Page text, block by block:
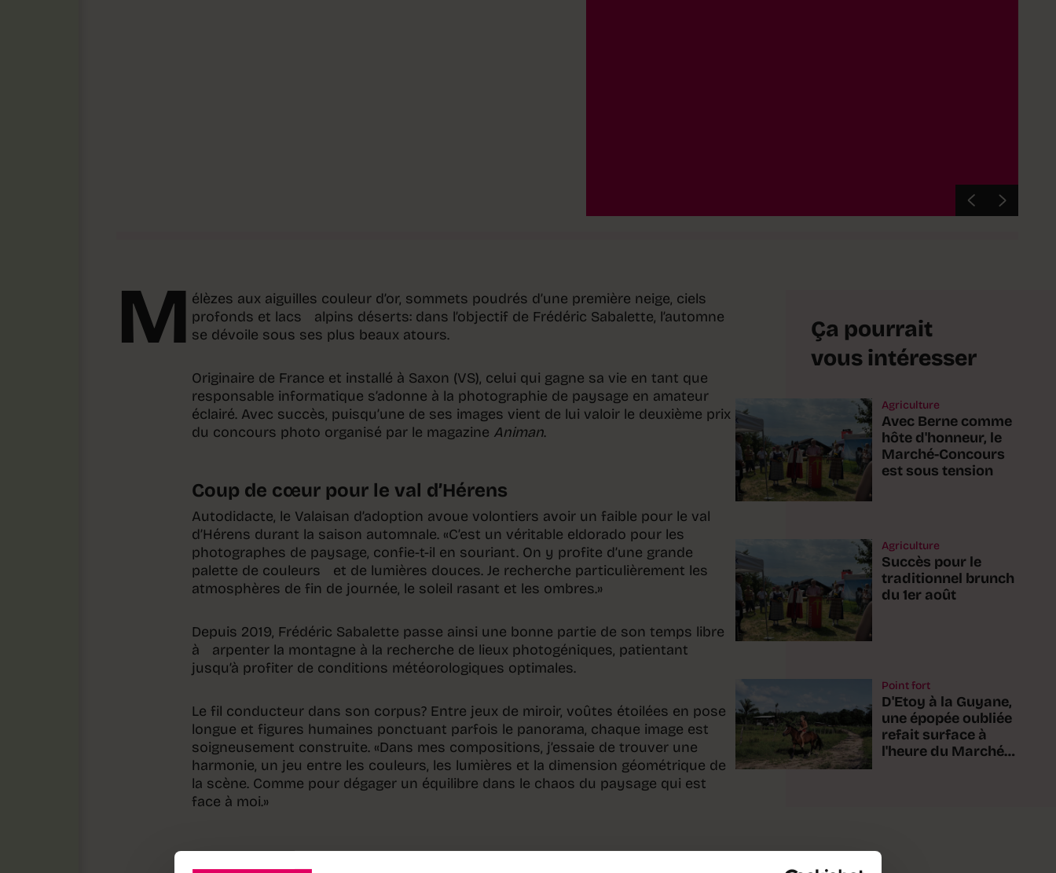
M élèzes aux aiguilles couleur d’or, sommets poudrés d’une première neige, ciels
profonds et lacs alpins déserts: dans l’objectif de Frédéric Sabalette, l’automne
se dévoile sous ses plus beaux atours.
Originaire de France et installé à Saxon (VS), celui qui gagne sa vie en tant que
responsable informatique s’adonne à la photographie de paysage en amateur
éclairé. Avec succès, puisqu’une de ses images vient de lui valoir le deuxième prix
du concours photo organisé par le magazine Animan.
Coup de cœur pour le val d’Hérens
Autodidacte, le Valaisan d’adoption avoue volontiers avoir un faible pour le val
d’Hérens durant la saison automnale. «C’est un véritable eldorado pour les
photographes de paysage, confie-t-il en souriant. On y profite d’une grande
palette de couleurs et de lumières douces. Je recherche particulièrement les
atmosphères de fin de journée, le soleil rasant et les ombres.»
Depuis 2019, Frédéric Sabalette passe ainsi une bonne partie de son temps libre
à arpenter la montagne à la recherche de lieux photogéniques, patientant
jusqu’à profiter de conditions météorologiques optimales.
Le fil conducteur dans son corpus? Entre jeux de miroir, voûtes étoilées en pose
longue et figures humaines ponctuant parfois le panorama, chaque image est
soigneusement construite. «Dans mes compositions, j’essaie de trouver une
harmonie, un jeu entre les couleurs, les lumières et la dimension géométrique de
la scène. Comme pour dégager un équilibre dans le chaos du paysage qui est
face à moi.»
Ça pourrait
vous intéresser
Agriculture
Avec Berne comme
hôte d'honneur, le
Marché-Concours
est sous tension
Agriculture
Succès pour le
traditionnel brunch
du 1er août
Point fort
D'Etoy à la Guyane,
une épopée oubliée
refait surface à
l'heure du Marché-